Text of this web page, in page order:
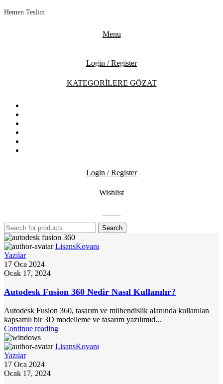
Hemen Teslim
Menu
Login / Register
KATEGORİLERE GÖZAT
Login / Register
Wishlist
Search
LisansKovanı
Yazılar
17 Oca 2024
Ocak 17, 2024
Autodesk Fusion 360 Nedir Nasıl Kullanılır?
Autodesk Fusion 360, tasarım ve mühendislik alanında kullanılan
kapsamlı bir 3D modelleme ve tasarım yazılımıd...
Continue reading
LisansKovanı
Yazılar
17 Oca 2024
Ocak 17, 2024